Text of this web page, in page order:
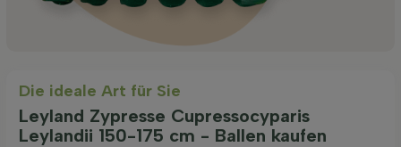
Die ideale Art für Sie
Leyland Zypresse Cupressocyparis
Leylandii 150-175 cm - Ballen kaufen